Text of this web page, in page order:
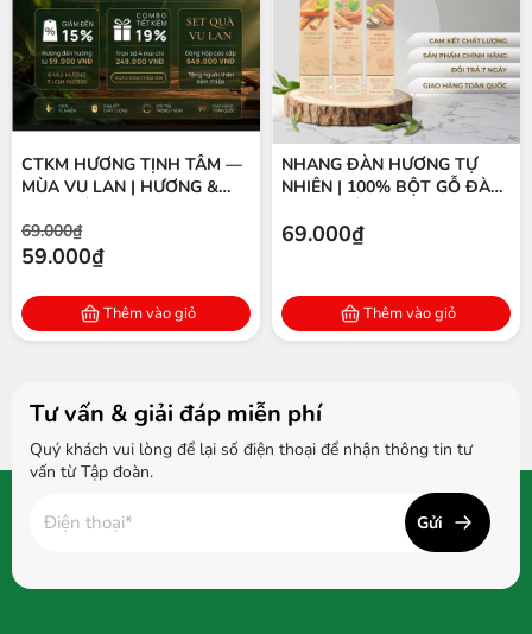
CTKM HƯƠNG TỊNH TÂM —
MÙA VU LAN | HƯƠNG &
NGUYÊN CHẤT
69.000₫
59.000₫
Thêm vào giỏ
NHANG ĐÀN HƯƠNG TỰ
NHIÊN | 100% BỘT GỖ ĐÀN
HỢP THIỀN & THỜ CÚNG
69.000₫
Thêm vào giỏ
Tư vấn & giải đáp miễn phí
Quý khách vui lòng để lại số điện thoại để nhận thông tin tư
vấn từ Tập đoàn.
Gửi